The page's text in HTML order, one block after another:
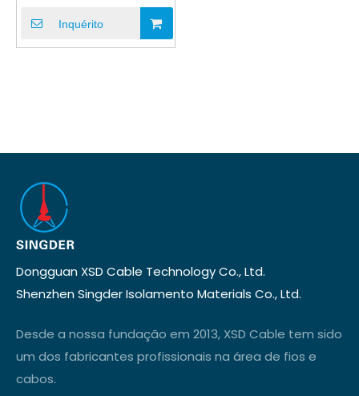
Estanhado
Inquérito
Dongguan XSD Cable Technology Co., Ltd.
Shenzhen Singder Isolamento Materials Co., Ltd.
Desde a nossa fundação em 2013, XSD Cable tem sido
um dos fabricantes profissionais na área de fios e
cabos.